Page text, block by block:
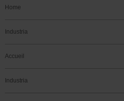
Home
Industria
Accueil
Industria